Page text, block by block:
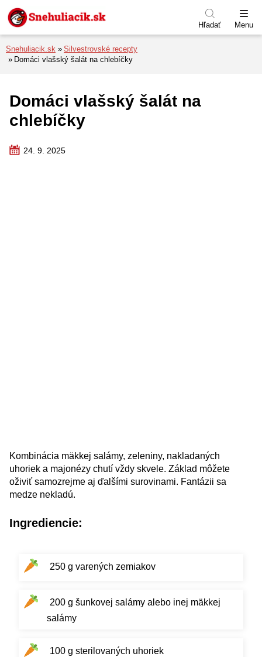
Preskočiť na menu
Preskočiť na obsah
Preskočiť na pätu
Hľadať Menu
Snehuliacik.sk
Silvestrovské recepty
Domáci vlašský šalát na chlebíčky
Domáci vlašský šalát na
chlebíčky
24. 9. 2025
Kombinácia mäkkej salámy, zeleniny, nakladaných
uhoriek a majonézy chutí vždy skvele. Základ môžete
oživiť samozrejme aj ďalšími surovinami. Fantázii sa
medze nekladú.
Ingrediencie:
250 g varených zemiakov
200 g šunkovej salámy alebo inej mäkkej
salámy
100 g sterilovaných uhoriek